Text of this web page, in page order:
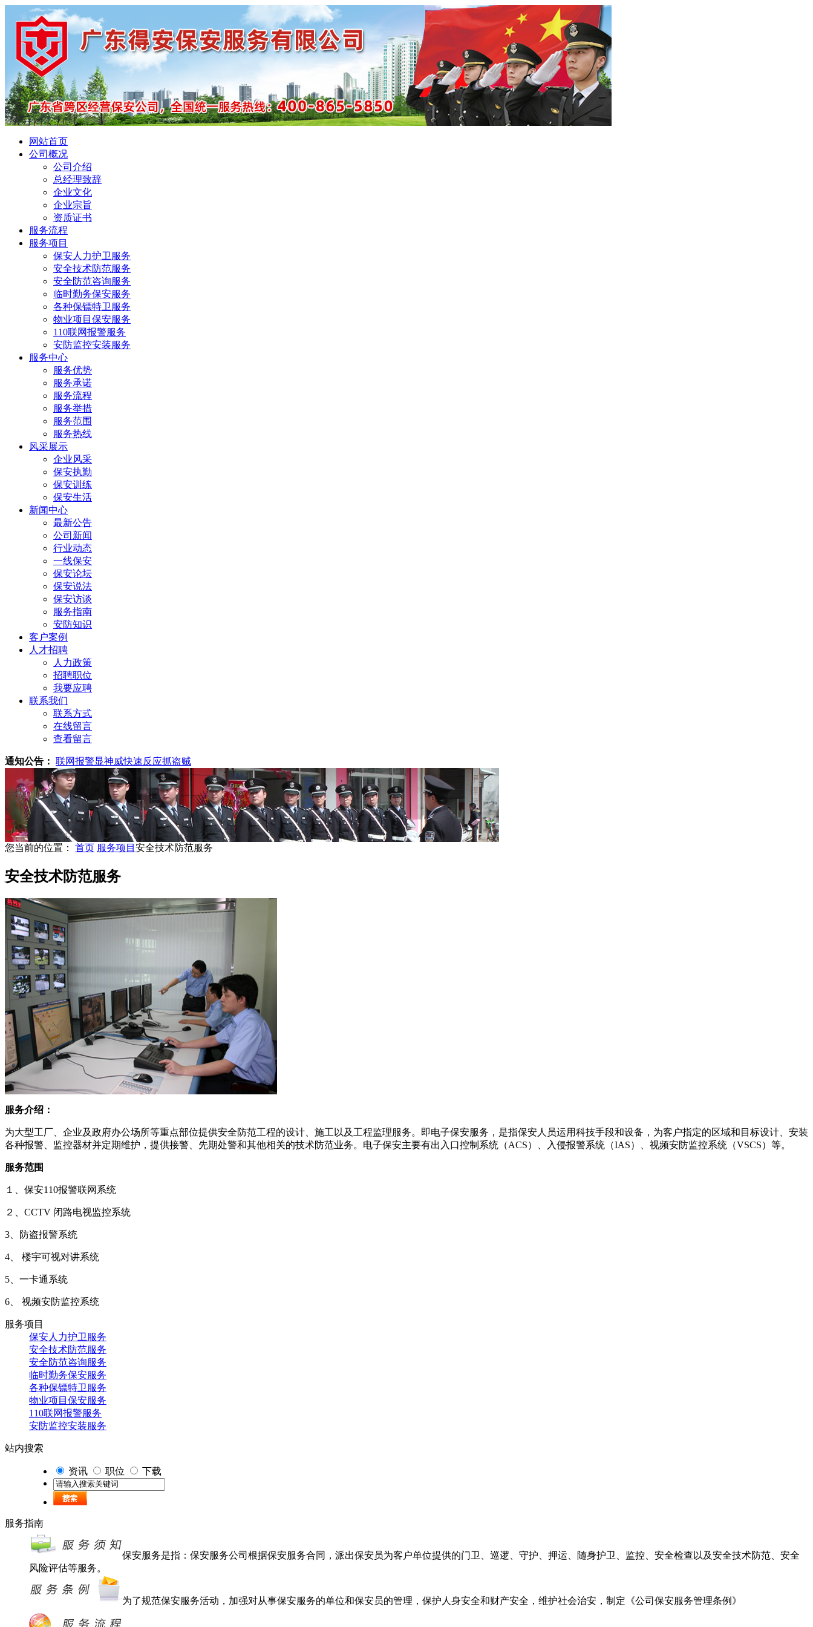
网站首页
公司概况
公司介绍
总经理致辞
企业文化
企业宗旨
资质证书
服务流程
服务项目
保安人力护卫服务
安全技术防范服务
安全防范咨询服务
临时勤务保安服务
各种保镖特卫服务
物业项目保安服务
110联网报警服务
安防监控安装服务
服务中心
服务优势
服务承诺
服务流程
服务举措
服务范围
服务热线
风采展示
企业风采
保安执勤
保安训练
保安生活
新闻中心
最新公告
公司新闻
行业动态
一线保安
保安论坛
保安说法
保安访谈
服务指南
安防知识
客户案例
人才招聘
人力政策
招聘职位
我要应聘
联系我们
联系方式
在线留言
查看留言
通知公告： 联网报警显神威快速反应抓盗贼
您当前的位置： 首页 服务项目 安全技术防范服务
安全技术防范服务
服务介绍：
为大型工厂、企业及政府办公场所等重点部位提供安全防范工程的设计、施工以及工程监理服务。即电子保安服务，是指保安人员运用科技手段和设备，为客户指定的区域和目标设计、安装
各种报警、监控器材并定期维护，提供接警、先期处警和其他相关的技术防范业务。电子保安主要有出入口控制系统（ACS）、入侵报警系统（IAS）、视频安防监控系统（VSCS）等。
服务范围
１、保安110报警联网系统
２、CCTV 闭路电视监控系统
3、防盗报警系统
4、 楼宇可视对讲系统
5、一卡通系统
6、 视频安防监控系统
服务项目
保安人力护卫服务
安全技术防范服务
安全防范咨询服务
临时勤务保安服务
各种保镖特卫服务
物业项目保安服务
110联网报警服务
安防监控安装服务
站内搜索
资讯 职位 下载
服务指南
保安服务是指：保安服务公司根据保安服务合同，派出保安员为客户单位提供的门卫、巡逻、守护、押运、随身护卫、监控、安全检查以及安全技术防范、安全
风险评估等服务。
为了规范保安服务活动，加强对从事保安服务的单位和保安员的管理，保护人身安全和财产安全，维护社会治安，制定《公司保安服务管理条例》